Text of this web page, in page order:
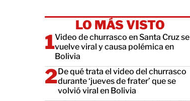
LO MÁS VISTO
Video de churrasco en Santa Cruz se
vuelve viral y causa polémica en
Bolivia
De qué trata el video del churrasco
durante ‘jueves de frater’ que se
volvió viral en Bolivia